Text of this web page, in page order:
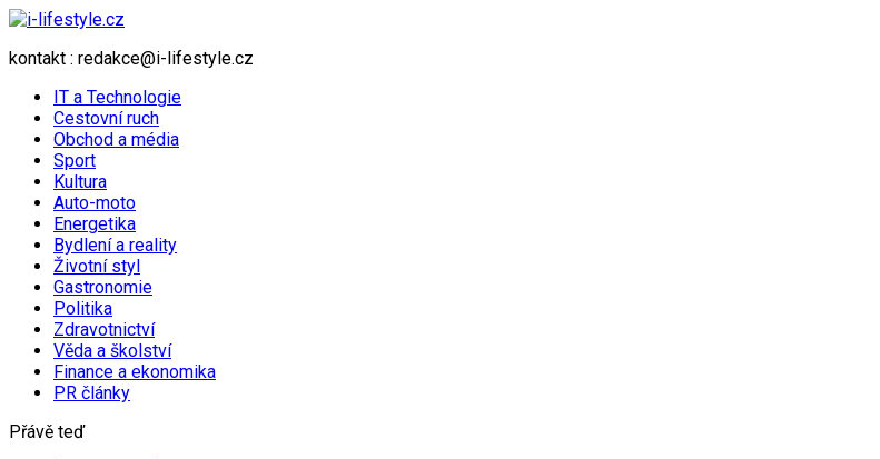
kontakt : redakce@i-lifestyle.cz
IT a Technologie
Cestovní ruch
Obchod a média
Sport
Kultura
Auto-moto
Energetika
Bydlení a reality
Životní styl
Gastronomie
Politika
Zdravotnictví
Věda a školství
Finance a ekonomika
PR články
Přávě teď